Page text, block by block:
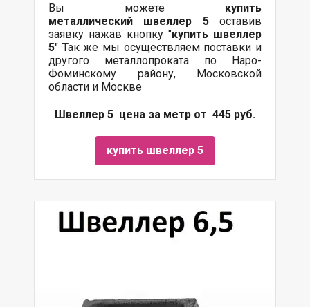
Вы можете купить
металлический швеллер 5оставив
заявку нажав кнопку "купить швеллер
5" Так же мы осуществляем поставки и
другого металлопроката по Наро-
Фоминскому району, Московской
области и Москве
Швеллер 5 цена за метр от 445 руб.
купить швеллер 5